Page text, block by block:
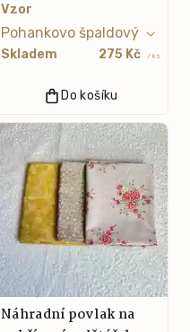
Vzor
Skladem 275 Kč / ks
Do košíku
Náhradní povlak na